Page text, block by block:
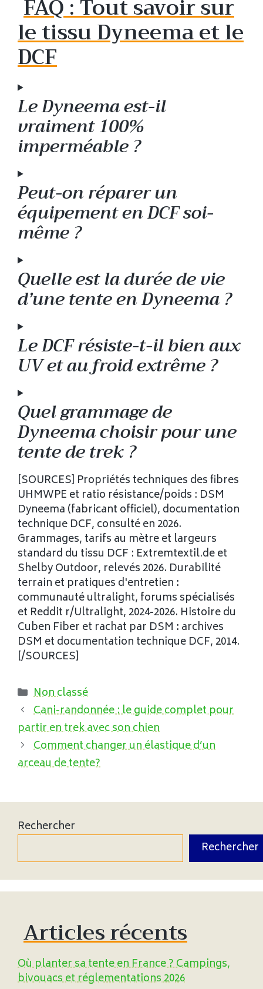
FAQ : Tout savoir sur
le tissu Dyneema et le
DCF
Le Dyneema est-il
vraiment 100%
imperméable ?
Peut-on réparer un
équipement en DCF soi-
même ?
Quelle est la durée de vie
d’une tente en Dyneema ?
Le DCF résiste-t-il bien aux
UV et au froid extrême ?
Quel grammage de
Dyneema choisir pour une
tente de trek ?
[SOURCES] Propriétés techniques des fibres
UHMWPE et ratio résistance/poids : DSM
Dyneema (fabricant officiel), documentation
technique DCF, consulté en 2026.
Grammages, tarifs au mètre et largeurs
standard du tissu DCF : Extremtextil.de et
Shelby Outdoor, relevés 2026. Durabilité
terrain et pratiques d'entretien :
communauté ultralight, forums spécialisés
et Reddit r/Ultralight, 2024-2026. Histoire du
Cuben Fiber et rachat par DSM : archives
DSM et documentation technique DCF, 2014.
[/SOURCES]
Catégories
Non classé
Cani-randonnée : le guide complet pour
partir en trek avec son chien
Comment changer un élastique d’un
arceau de tente?
Rechercher
Rechercher
Articles récents
Où planter sa tente en France ? Campings,
bivouacs et réglementations 2026